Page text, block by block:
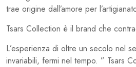
trae origine dall’amore per
Tsars Collection è il brand che
L’esperienza di oltre un secolo nel
invariabili, fermi nel tempo. ” Tsars